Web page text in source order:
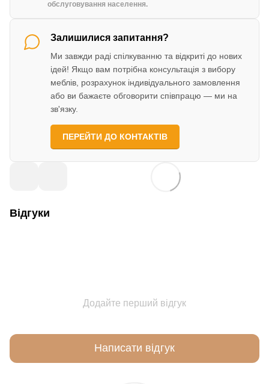
обслуговування населення.
Залишилися запитання?
Ми завжди раді спілкуванню та відкриті до нових
ідей! Якщо вам потрібна консультація з вибору
меблів, розрахунок індивідуального замовлення
або ви бажаєте обговорити співпрацю — ми на
зв'язку.
ПЕРЕЙТИ ДО КОНТАКТІВ
Відгуки
Додайте перший відгук
Написати відгук